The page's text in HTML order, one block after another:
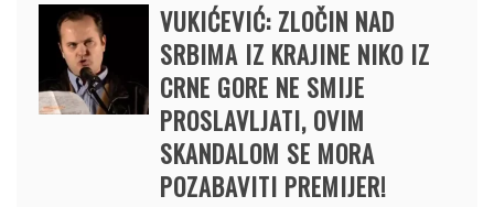
VUKIĆEVIĆ: ZLOČIN NAD
SRBIMA IZ KRAJINE NIKO IZ
CRNE GORE NE SMIJE
PROSLAVLJATI, OVIM
SKANDALOM SE MORA
POZABAVITI PREMIJER!